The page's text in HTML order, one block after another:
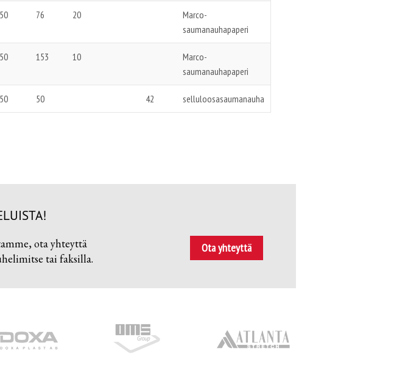
50 76 20
Marco-
saumanauhapaperi
50 153 10
Marco-
saumanauhapaperi
50 50 42 selluloosasaumanauha
ota yhteyttä
tai faksilla.
Ota yhteyttä